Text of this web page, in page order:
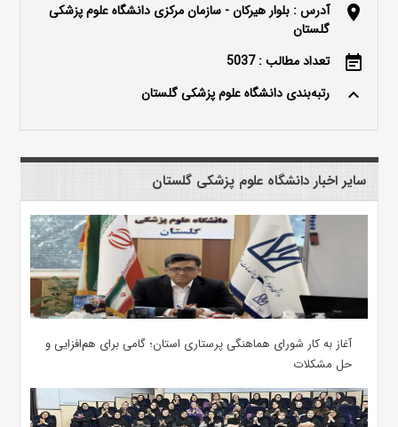
location_on
آدرس : بلوار هیرکان - سازمان مرکزی دانشگاه علوم پزشکی
گلستان
event_note تعداد مطالب : 5037
keyboard_arrow_up رتبه‌بندی دانشگاه علوم پزشکی گلستان
سایر اخبار دانشگاه علوم پزشکی گلستان
آغاز به کار شورای هماهنگی پرستاری استان؛ گامی برای هم‌افزایی و
حل مشکلات